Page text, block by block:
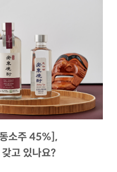
소주 45%],
고 있나요?